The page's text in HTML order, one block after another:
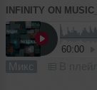
INFINITY ON
60:00
Микс